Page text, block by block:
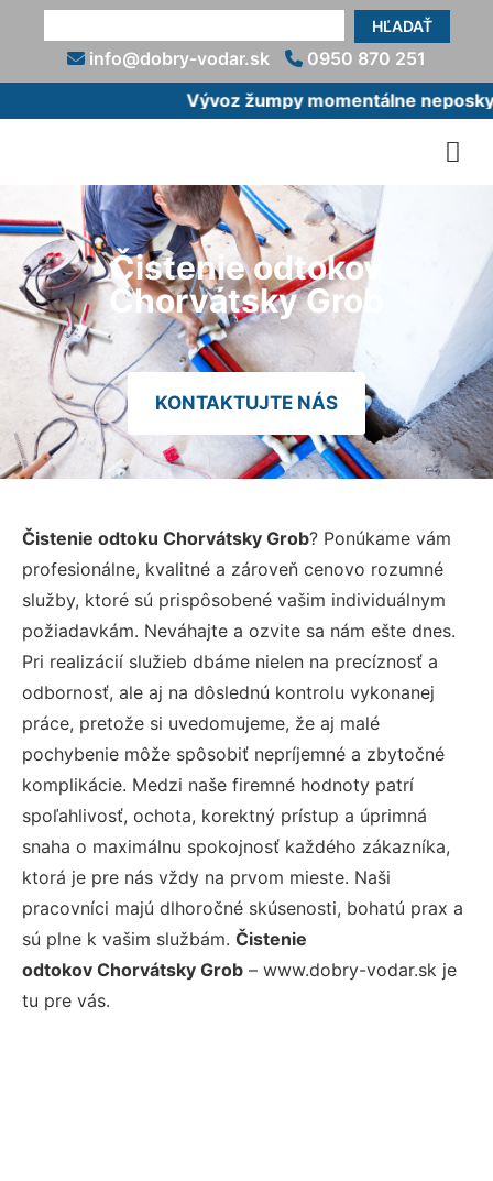
HĽADAŤ
info@dobry-vodar.sk
0950 870 251
Vývoz žumpy momentálne
Čistenie odtokov
Chorvátsky Grob
KONTAKTUJTE NÁS
Čistenie odtoku Chorvátsky Grob? Ponúkame vám
profesionálne, kvalitné a zároveň cenovo rozumné
služby, ktoré sú prispôsobené vašim individuálnym
požiadavkám. Neváhajte a ozvite sa nám ešte dnes.
Pri realizácií služieb dbáme nielen na precíznosť a
odbornosť, ale aj na dôslednú kontrolu vykonanej
práce, pretože si uvedomujeme, že aj malé
pochybenie môže spôsobiť nepríjemné a zbytočné
komplikácie. Medzi naše firemné hodnoty patrí
spoľahlivosť, ochota, korektný prístup a úprimná
snaha o maximálnu spokojnosť každého zákazníka,
ktorá je pre nás vždy na prvom mieste. Naši
pracovníci majú dlhoročné skúsenosti, bohatú prax a
sú plne k vašim službám. Čistenie
odtokov Chorvátsky Grob – www.dobry-vodar.sk je
tu pre vás.